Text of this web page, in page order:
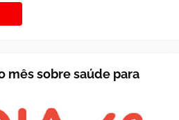
mês sobre saúde para